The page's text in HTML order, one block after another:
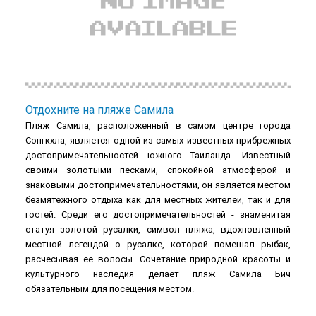
Отдохните на пляже Самила
Пляж Самила, расположенный в самом центре города
Сонгкхла, является одной из самых известных прибрежных
достопримечательностей южного Таиланда. Известный
своими золотыми песками, спокойной атмосферой и
знаковыми достопримечательностями, он является местом
безмятежного отдыха как для местных жителей, так и для
гостей. Среди его достопримечательностей - знаменитая
статуя золотой русалки, символ пляжа, вдохновленный
местной легендой о русалке, которой помешал рыбак,
расчесывая ее волосы. Сочетание природной красоты и
культурного наследия делает пляж Самила Бич
обязательным для посещения местом.